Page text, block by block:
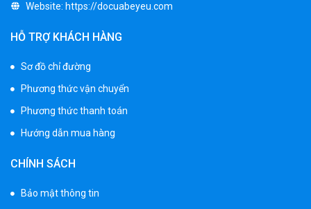
1.530.000 ₫
520.000 ₫
750.000 ₫
Website: https://docuabeyeu.com
HỖ TRỢ KHÁCH HÀNG
Sơ đồ chỉ đường
Phương thức vận chuyển
Phương thức thanh toán
Hướng dẫn mua hàng
CHÍNH SÁCH
Bảo mật thông tin